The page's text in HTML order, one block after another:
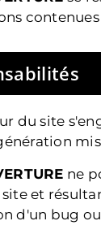
du site
ne
site et
d'un bug